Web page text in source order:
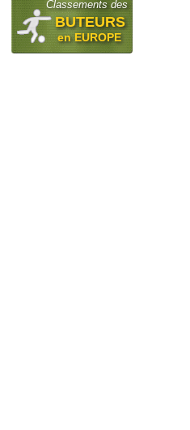
Classements des
BUTEURS
en EUROPE